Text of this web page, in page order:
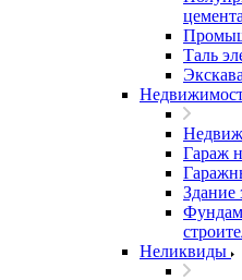
цемента
Таль
Гараж
Здание
Неликвиды